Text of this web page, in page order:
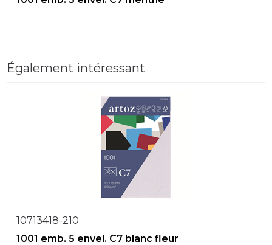
Également intéressant
10713418-210
1001 emb. 5 envel. C7 blanc fleur